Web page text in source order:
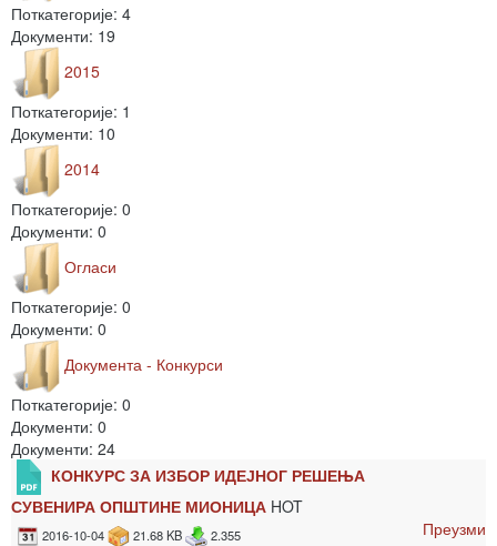
Поткатегорије: 4
Документи: 19
2015
Поткатегорије: 1
Документи: 10
2014
Поткатегорије: 0
Документи: 0
Огласи
Поткатегорије: 0
Документи: 0
Документа - Конкурси
Поткатегорије: 0
Документи: 0
Документи: 24
КОНКУРС ЗА ИЗБОР ИДЕЈНОГ РЕШЕЊА
СУВЕНИРА ОПШТИНЕ МИОНИЦА HOT
2016-10-04 21.68 KB 2.355
Преузми